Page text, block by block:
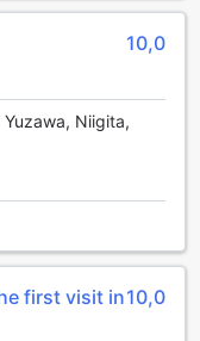
pour tous les
Otani
pensé pour offrir
Le service
dans le
coffres-forts en
objets de valeur.
le service de
à vous assister
vous pourrez
dans
10,0
Niigita,
first visit in10,0